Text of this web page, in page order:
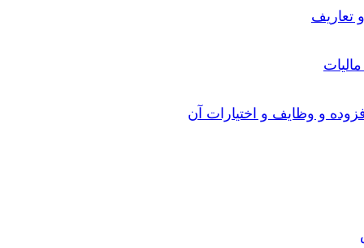
تعاریف
و وظایف و اختیارات آن